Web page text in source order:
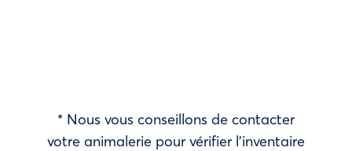
* Nous vous conseillons de contacter
votre animalerie pour vérifier l’inventaire